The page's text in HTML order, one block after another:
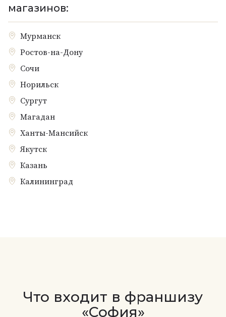
магазинов:
Мурманск
Ростов-на-Дону
Сочи
Норильск
Сургут
Магадан
Ханты-Мансийск
Якутск
Казань
Калининград
Что входит в франшизу
«София»